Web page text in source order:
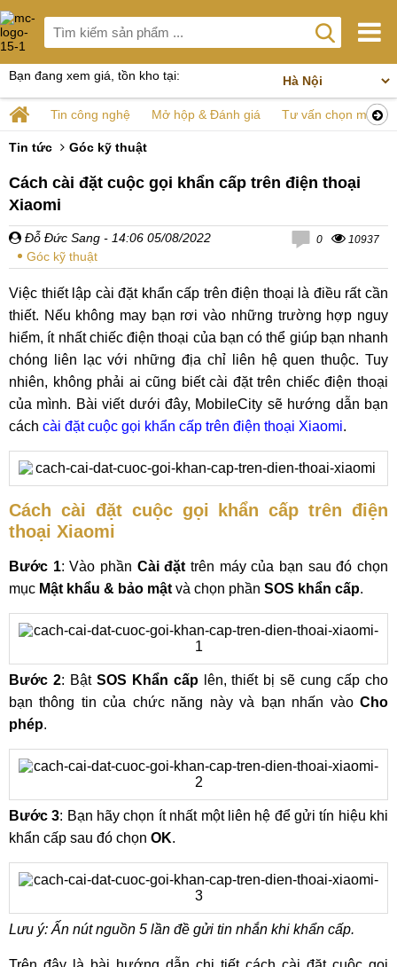
Bạn đang xem giá, tồn kho tại:
Tin công nghệ Mở hộp & Đánh giá Tư vấn chọn mua
Tin tức Góc kỹ thuật
Cách cài đặt cuộc gọi khẩn cấp trên điện thoại
Xiaomi
Đỗ Đức Sang - 14:06 05/08/2022
Góc kỹ thuật
0 10937
Việc thiết lập cài đặt khẩn cấp trên điện thoại là điều rất cần
thiết. Nếu không may bạn rơi vào những trường hợp nguy
hiểm, ít nhất chiếc điện thoại của bạn có thể giúp bạn nhanh
chóng liên lạc với những địa chỉ liên hệ quen thuộc. Tuy
nhiên, không phải ai cũng biết cài đặt trên chiếc điện thoại
của mình. Bài viết dưới đây, MobileCity sẽ hướng dẫn bạn
cách cài đặt cuộc gọi khẩn cấp trên điện thoại Xiaomi.
Cách cài đặt cuộc gọi khẩn cấp trên điện
thoại Xiaomi
Bước 1: Vào phần Cài đặt trên máy của bạn sau đó chọn
mục Mật khẩu & bảo mật và chọn phần SOS khẩn cấp.
Bước 2: Bật SOS Khẩn cấplên, thiết bị sẽ cung cấp cho
bạn thông tin của chức năng này và bạn nhấn vào Cho
phép.
Bước 3: Bạn hãy chọn ít nhất một liên hệ để gửi tín hiệu khi
khẩn cấp sau đó chọn OK.
Lưu ý: Ấn nút nguồn 5 lần đề gửi tin nhắn khi khẩn cấp.